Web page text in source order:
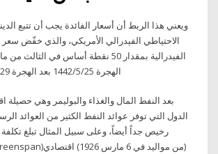
ويعني هذا الربط أن أسعار الفائدة يجب أن تتبع
الاحتياطي الفيدرالي الأمريكي، والذي خفّض سعر
الهجرة 25‏‏/5‏‏/1442 بعد الهجرة 29‏‏/5‏‏/1442 بعد الهجرة
بعد النفط المال والغذاء والبوليمر وهي حصيلة
الدول التي توفر عوائد النفط الكثير من العوائد
رخيص جداً أيضاً، وعلى سبيل المثال تبلغ تكلفة